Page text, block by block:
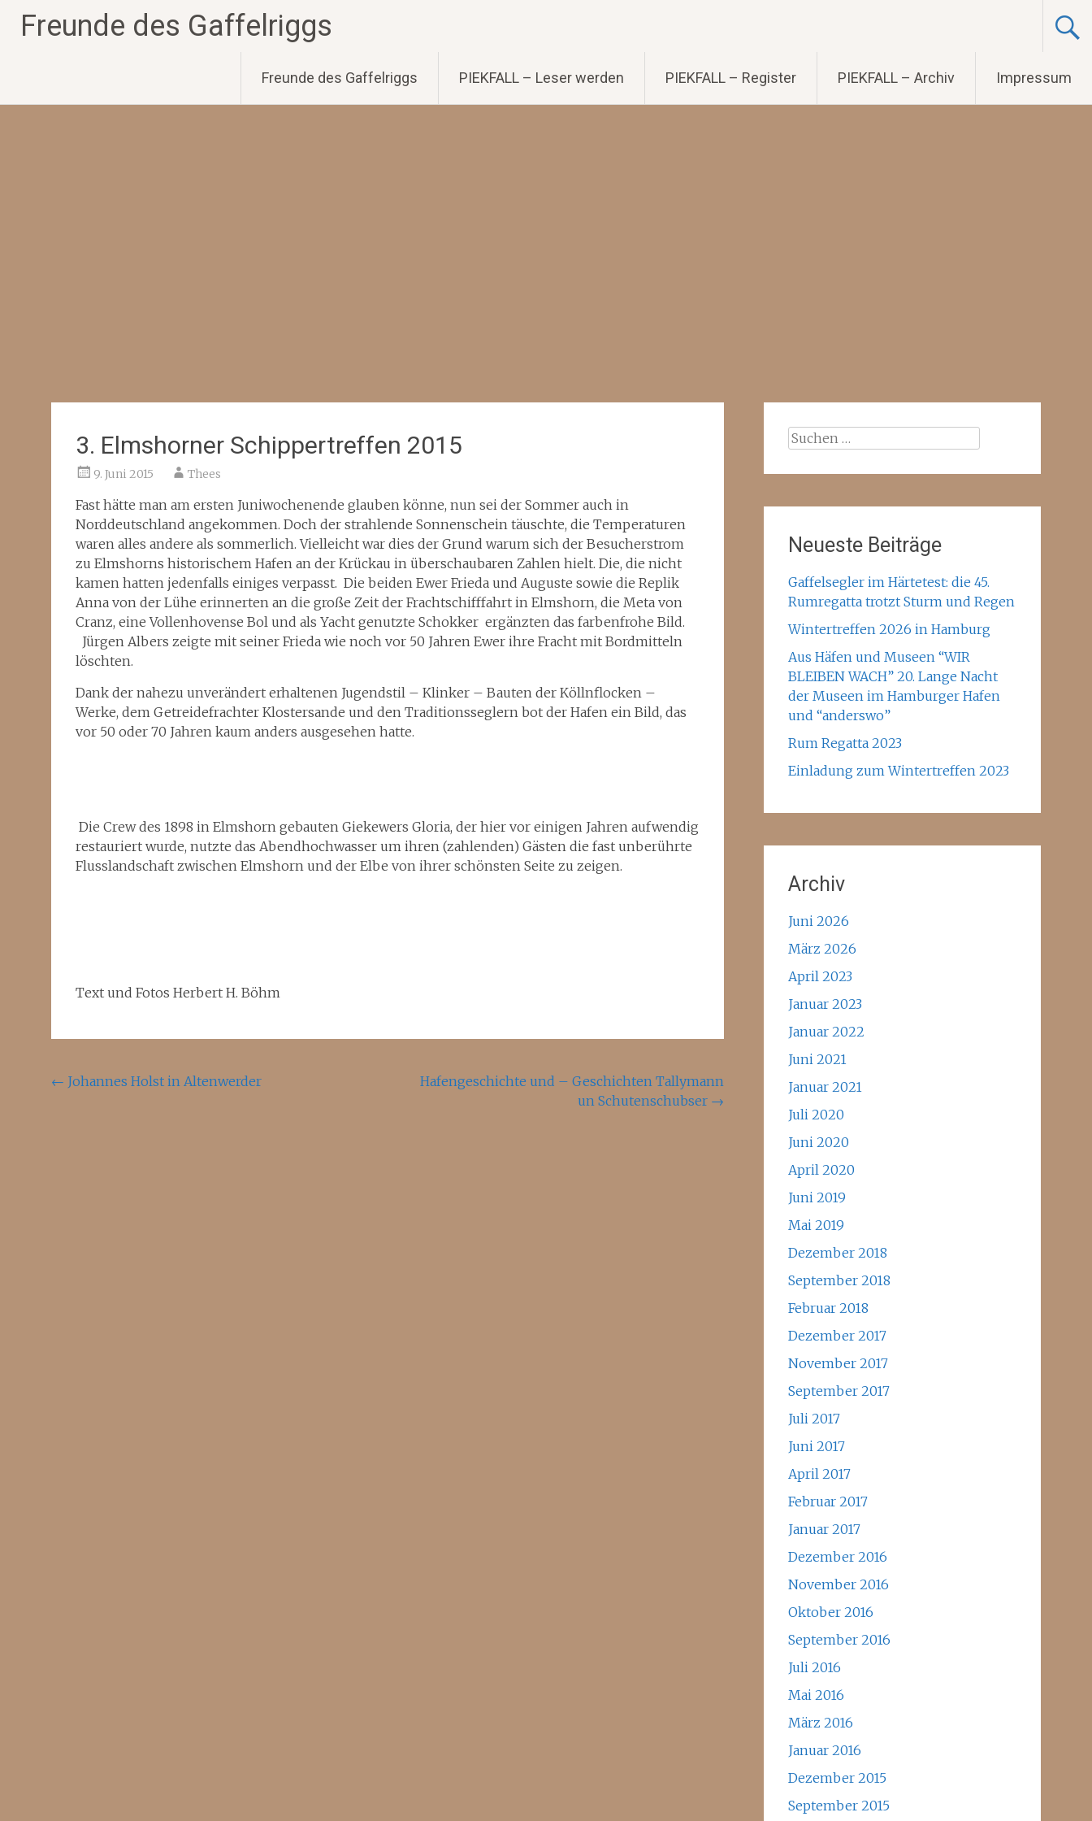
InhaltFreunde des Gaffelriggs
Freunde des Gaffelriggs PIEKFALL – Leser werden PIEKFALL – Register PIEKFALL – Archiv Impressum
3. Elmshorner Schippertreffen 2015
9. Juni 2015 Thees
Fast hätte man am ersten Juniwochenende glauben könne, nun sei der Sommer auch in
Norddeutschland angekommen. Doch der strahlende Sonnenschein täuschte, die Temperaturen
waren alles andere als sommerlich. Vielleicht war dies der Grund warum sich der Besucherstrom
zu Elmshorns historischem Hafen an der Krückau in überschaubaren Zahlen hielt. Die, die nicht
kamen hatten jedenfalls einiges verpasst. Die beiden Ewer Frieda und Auguste sowie die Replik
Anna von der Lühe erinnerten an die große Zeit der Frachtschifffahrt in Elmshorn, die Meta von
Cranz, eine Vollenhovense Bol und als Yacht genutzte Schokker ergänzten das farbenfrohe Bild.
Jürgen Albers zeigte mit seiner Frieda wie noch vor 50 Jahren Ewer ihre Fracht mit Bordmitteln
löschten.
Dank der nahezu unverändert erhaltenen Jugendstil – Klinker – Bauten der Köllnflocken –
Werke, dem Getreidefrachter Klostersande und den Traditionsseglern bot der Hafen ein Bild, das
vor 50 oder 70 Jahren kaum anders ausgesehen hatte.
Die Crew des 1898 in Elmshorn gebauten Giekewers Gloria, der hier vor einigen Jahren aufwendig
restauriert wurde, nutzte das Abendhochwasser um ihren (zahlenden) Gästen die fast unberührte
Flusslandschaft zwischen Elmshorn und der Elbe von ihrer schönsten Seite zu zeigen.
Text und Fotos Herbert H. Böhm
Beitragsnavigation
← Johannes Holst in Altenwerder
Hafengeschichte und – Geschichten Tallymann
un Schutenschubser →
Suchen
Neueste Beiträge
Gaffelsegler im Härtetest: die 45.
Rumregatta trotzt Sturm und Regen
Wintertreffen 2026 in Hamburg
Aus Häfen und Museen “WIR
BLEIBEN WACH” 20. Lange Nacht
der Museen im Hamburger Hafen
und “anderswo”
Rum Regatta 2023
Einladung zum Wintertreffen 2023
Archiv
Juni 2026
März 2026
April 2023
Januar 2023
Januar 2022
Juni 2021
Januar 2021
Juli 2020
Juni 2020
April 2020
Juni 2019
Mai 2019
Dezember 2018
September 2018
Februar 2018
Dezember 2017
November 2017
September 2017
Juli 2017
Juni 2017
April 2017
Februar 2017
Januar 2017
Dezember 2016
November 2016
Oktober 2016
September 2016
Juli 2016
Mai 2016
März 2016
Januar 2016
Dezember 2015
September 2015